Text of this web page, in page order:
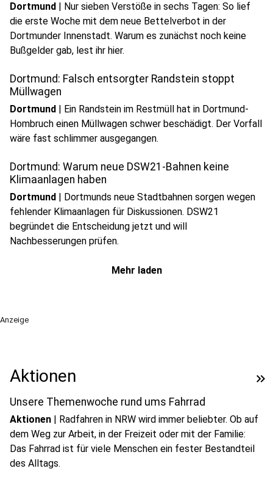
Dortmund | Nur sieben Verstöße in sechs Tagen: So lief
die erste Woche mit dem neue Bettelverbot in der
Dortmunder Innenstadt. Warum es zunächst noch keine
Bußgelder gab, lest ihr hier.
Dortmund: Falsch entsorgter Randstein stoppt
Müllwagen
Dortmund | Ein Randstein im Restmüll hat in Dortmund-
Hombruch einen Müllwagen schwer beschädigt. Der Vorfall
wäre fast schlimmer ausgegangen.
Dortmund: Warum neue DSW21-Bahnen keine
Klimaanlagen haben
Dortmund | Dortmunds neue Stadtbahnen sorgen wegen
fehlender Klimaanlagen für Diskussionen. DSW21
begründet die Entscheidung jetzt und will
Nachbesserungen prüfen.
Mehr laden
Anzeige
Aktionen keyboard_double_arrow_right
Unsere Themenwoche rund ums Fahrrad
Aktionen | Radfahren in NRW wird immer beliebter. Ob auf
dem Weg zur Arbeit, in der Freizeit oder mit der Familie:
Das Fahrrad ist für viele Menschen ein fester Bestandteil
des Alltags.